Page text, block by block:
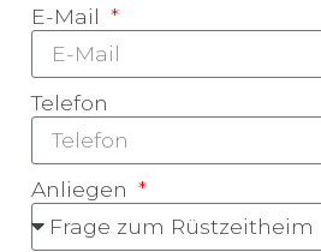
E-Mail
Telefon
Anliegen